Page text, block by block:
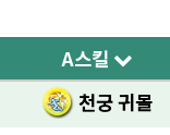
A스킬
천궁 귀몰